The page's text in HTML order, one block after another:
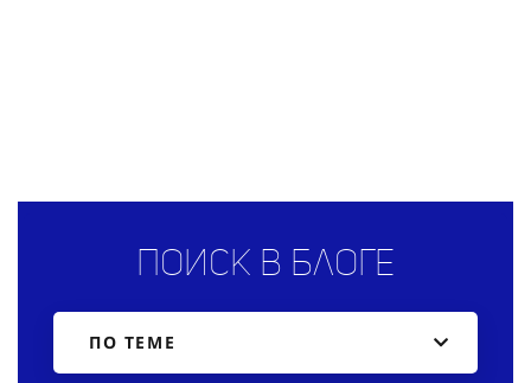
Поиск в блоге
ПО ТЕМЕ